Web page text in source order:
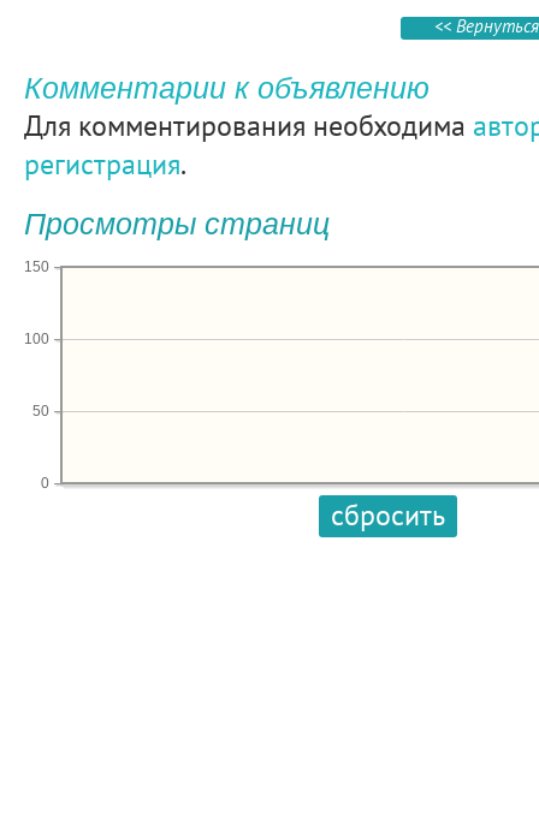
<<
Комментарии к объявлению
Для комментирования необходима
регистрация.
Просмотры страниц
0
50
100
150
сбросить